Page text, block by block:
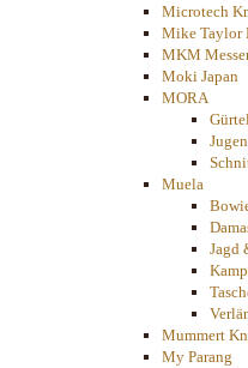
Microtech
Mike Taylor
MKM
Moki Japan
MORA
Muela
Jagd
Mummert
My Parang